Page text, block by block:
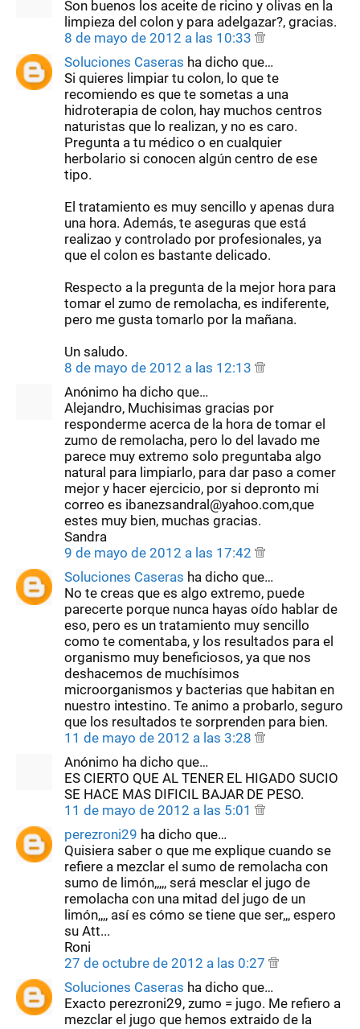
Son buenos los aceite de ricino y olivas en la
limpieza del colon y para adelgazar?, gracias.
8 de mayo de 2012 a las 10:33
Soluciones Caseras ha dicho que…
Si quieres limpiar tu colon, lo que te
recomiendo es que te sometas a una
hidroterapia de colon, hay muchos centros
naturistas que lo realizan, y no es caro.
Pregunta a tu médico o en cualquier
herbolario si conocen algún centro de ese
tipo.
El tratamiento es muy sencillo y apenas dura
una hora. Además, te aseguras que está
realizao y controlado por profesionales, ya
que el colon es bastante delicado.
Respecto a la pregunta de la mejor hora para
tomar el zumo de remolacha, es indiferente,
pero me gusta tomarlo por la mañana.
Un saludo.
8 de mayo de 2012 a las 12:13
Anónimo ha dicho que…
Alejandro, Muchisimas gracias por
responderme acerca de la hora de tomar el
zumo de remolacha, pero lo del lavado me
parece muy extremo solo preguntaba algo
natural para limpiarlo, para dar paso a comer
mejor y hacer ejercicio, por si depronto mi
correo es ibanezsandral@yahoo.com,que
estes muy bien, muchas gracias.
Sandra
9 de mayo de 2012 a las 17:42
Soluciones Caseras ha dicho que…
No te creas que es algo extremo, puede
parecerte porque nunca hayas oído hablar de
eso, pero es un tratamiento muy sencillo
como te comentaba, y los resultados para el
organismo muy beneficiosos, ya que nos
deshacemos de muchísimos
microorganismos y bacterias que habitan en
nuestro intestino. Te animo a probarlo, seguro
que los resultados te sorprenden para bien.
11 de mayo de 2012 a las 3:28
Anónimo ha dicho que…
ES CIERTO QUE AL TENER EL HIGADO SUCIO
SE HACE MAS DIFICIL BAJAR DE PESO.
11 de mayo de 2012 a las 5:01
perezroni29 ha dicho que…
Quisiera saber o que me explique cuando se
refiere a mezclar el sumo de remolacha con
sumo de limón,,,,, será mesclar el jugo de
remolacha con una mitad del jugo de un
limón,,,, así es cómo se tiene que ser,,, espero
su Att...
Roni
27 de octubre de 2012 a las 0:27
Soluciones Caseras ha dicho que…
Exacto perezroni29, zumo = jugo. Me refiero a
mezclar el jugo que hemos extraido de la